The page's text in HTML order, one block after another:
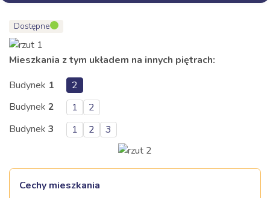
Dostępne
Mieszkania z tym układem na innych piętrach:
Budynek 1
2
Budynek 2 1
2
Budynek 3 1 2 3
Cechy mieszkania